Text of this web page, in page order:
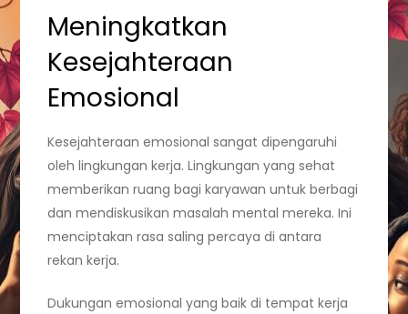
Meningkatkan
Kesejahteraan
Emosional
Kesejahteraan emosional sangat dipengaruhi
oleh lingkungan kerja. Lingkungan yang sehat
memberikan ruang bagi karyawan untuk berbagi
dan mendiskusikan masalah mental mereka. Ini
menciptakan rasa saling percaya di antara
rekan kerja.
Dukungan emosional yang baik di tempat kerja